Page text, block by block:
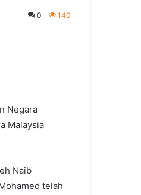
0 140
Negara
Malaysia
Naib
telah